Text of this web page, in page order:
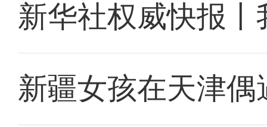
新华社权威快报
新疆女孩在天津